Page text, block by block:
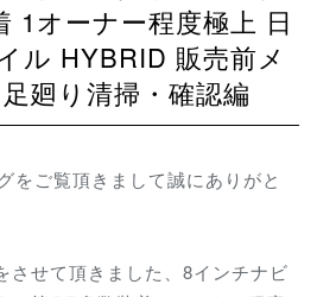
1オーナー程度極上 日
ル HYBRID 販売前メ
廻り清掃・確認編
をご覧頂きまして誠にありがと
させて頂きました、8インチナビ